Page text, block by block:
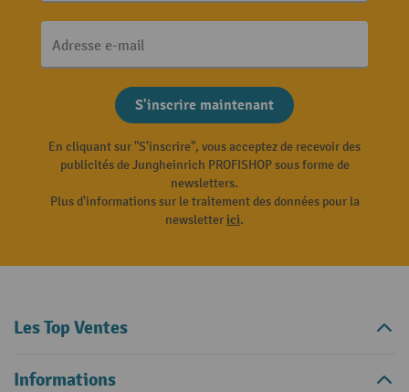
Adresse e-mail
S'inscrire maintenant
En cliquant sur "S'inscrire", vous acceptez de recevoir des
publicités de Jungheinrich PROFISHOP sous forme de
newsletters.
Plus d'informations sur le traitement des données pour la
newsletterici.
Les Top Ventes
Informations